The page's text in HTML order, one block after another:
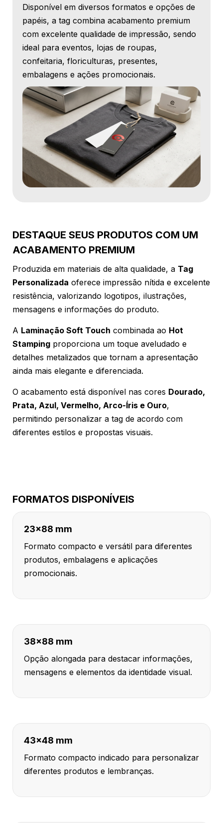
Disponível em diversos formatos e opções de
papéis, a tag combina acabamento premium
com excelente qualidade de impressão, sendo
ideal para eventos, lojas de roupas,
confeitaria, floriculturas, presentes,
embalagens e ações promocionais.
DESTAQUE SEUS PRODUTOS COM UM
ACABAMENTO PREMIUM
Produzida em materiais de alta qualidade, a Tag
Personalizada oferece impressão nítida e excelente
resistência, valorizando logotipos, ilustrações,
mensagens e informações do produto.
A Laminação Soft Touch combinada ao Hot
Stamping proporciona um toque aveludado e
detalhes metalizados que tornam a apresentação
ainda mais elegante e diferenciada.
O acabamento está disponível nas cores Dourado,
Prata, Azul, Vermelho, Arco-Íris e Ouro,
permitindo personalizar a tag de acordo com
diferentes estilos e propostas visuais.
FORMATOS DISPONÍVEIS
23x88 mm
Formato compacto e versátil para diferentes
produtos, embalagens e aplicações
promocionais.
38x88 mm
Opção alongada para destacar informações,
mensagens e elementos da identidade visual.
43x48 mm
Formato compacto indicado para personalizar
diferentes produtos e lembranças.